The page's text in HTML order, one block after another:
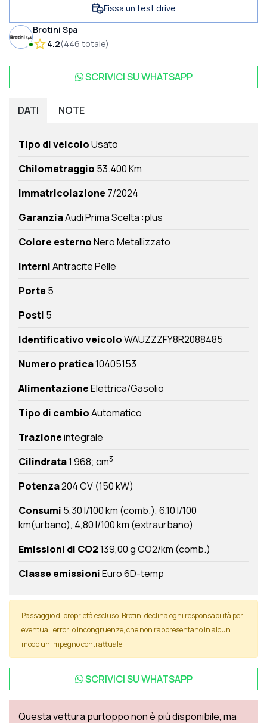
Fissa un test drive
Brotini Spa
4.2(446 totale)
SCRIVICI SUWHATSAPP
DATI NOTE
Tipo di veicoloUsato
Chilometraggio 53.400 Km
Immatricolazione 7/2024
GaranziaAudi Prima Scelta :plus
Colore esternoNero Metallizzato
InterniAntracite Pelle
Porte 5
Posti 5
Identificativo veicoloWAUZZZFY8R2088485
Numero pratica10405153
AlimentazioneElettrica/Gasolio
Tipo di cambioAutomatico
Trazioneintegrale
Cilindrata1.968; cm3
Potenza204 CV (150 kW)
Consumi 5,30 l/100 km (comb.) 6,10 l/100
km(urbano) 4,80 l/100 km (extraurbano)
Emissioni di CO2139,00 g CO2/km (comb.)
Classe emissioniEuro 6D-temp
Passaggio di proprietà escluso. Brotini declina ogni responsabilità per
eventuali errori o incongruenze, che non rappresentano in alcun
modo un impegno contrattuale.
SCRIVICI SUWHATSAPP
Questa vettura purtoppo non è più disponibile, ma